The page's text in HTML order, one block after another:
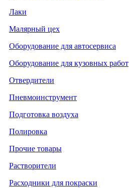
Лаки
Малярный цех
Оборудование для автосервиса
Оборудование для кузовных работ
Отвердители
Пневмоинструмент
Подготовка воздуха
Полировка
Прочие товары
Растворители
Расходники для покраски